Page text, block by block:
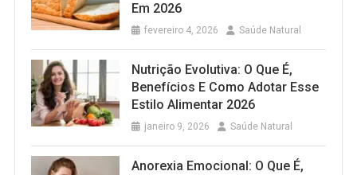
Em 2026
fevereiro 4, 2026 Saúde Natural
Nutrição Evolutiva: O Que É,
Benefícios E Como Adotar Esse
Estilo Alimentar 2026
janeiro 9, 2026 Saúde Natural
Anorexia Emocional: O Que É,